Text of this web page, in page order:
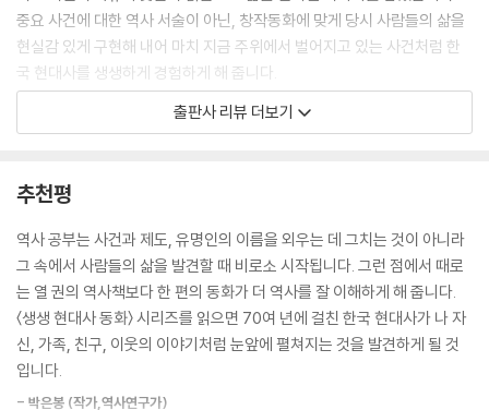
중요 사건에 대한 역사 서술이 아닌, 창작동화에 맞게 당시 사람들의 삶을
현실감 있게 구현해 내어 마치 지금 주위에서 벌어지고 있는 사건처럼 한
국 현대사를 생생하게 경험하게 해 줍니다.
때로는 열 권의 역사책보다 한 편의 동화가 더 역사를 잘 이해하게 해 줍니
동화〉 시리즈에 실린 일곱 편의 이야기들은 교과서를 비롯한 역사책에서
짧게는 몇 줄, 길어야 한두 페이지 설명으로 끝나기 마련인 우리 현대사의
주요 사건들을 마치 지금 주위에서 벌어지고 있는 일처럼 구체적으로 그리
고 있습니다. 어린이 독자들이 1950년대부터 2000년대까지 약 60년에
걸친 한국 현대사를 동화로 재미있고 생생하게 담아낸 〈생생 현대사 동화〉
시리즈를 읽으며 과거를 통해 미래를 살아갈 지혜를 얻길 바랍니다.
출판사 리뷰 더보기
추천평
역사 공부는 사건과 제도, 유명인의 이름을 외우는 데 그치는 것이 아니라
그 속에서 사람들의 삶을 발견할 때 비로소 시작됩니다. 그런 점에서 때로
는 열 권의 역사책보다 한 편의 동화가 더 역사를 잘 이해하게 해 줍니다.
〈생생 현대사 동화〉 시리즈를 읽으면 70여 년에 걸친 한국 현대사가 나 자
신, 가족, 친구, 이웃의 이야기처럼 눈앞에 펼쳐지는 것을 발견하게 될 것
입니다.
- 박은봉 (작가,역사연구가)